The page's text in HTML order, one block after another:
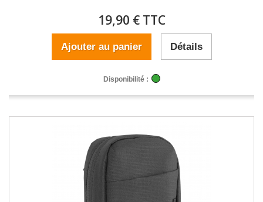
19,90 € TTC
Ajouter au panier Détails
Disponibilité :